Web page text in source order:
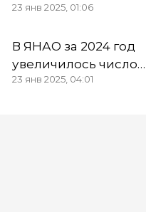
воды в Оби настоящей
23 янв 2025, 01:06
В ЯНАО за 2024 год
увеличилось число
нелегальных
23 янв 2025, 04:01